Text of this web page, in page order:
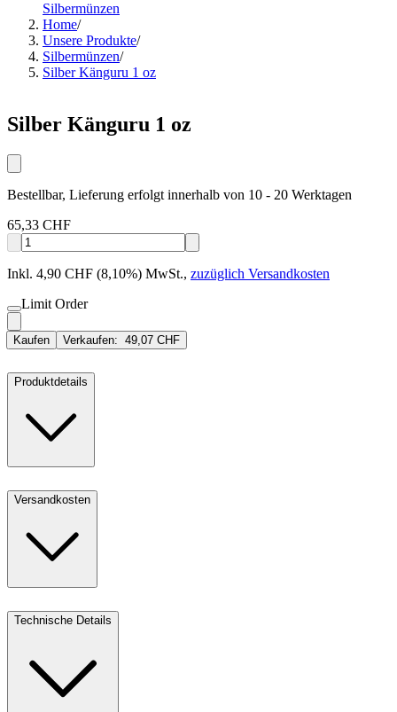
Silbermünzen
Home/
Unsere Produkte/
Silbermünzen/
Silber Känguru 1 oz
Silber Känguru 1 oz
Bestellbar, Lieferung erfolgt innerhalb von 10 - 20 Werktagen
65,33 CHF
Inkl. 4,90 CHF (8,10%) MwSt., zuzüglich Versandkosten
Limit Order
Kaufen Verkaufen: 49,07 CHF
Produktdetails
Versandkosten
Technische Details